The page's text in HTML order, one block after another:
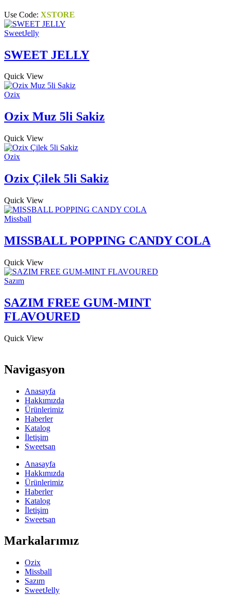
Use Code: XSTORE
SweetJelly
SWEET JELLY
Quick View
Ozix
Ozix Muz 5li Sakiz
Quick View
Ozix
Ozix Çilek 5li Sakiz
Quick View
Missball
MISSBALL POPPING CANDY COLA
Quick View
Sazım
SAZIM FREE GUM-MINT
FLAVOURED
Quick View
Navigasyon
Anasayfa
Hakkımızda
Ürünlerimiz
Haberler
Katalog
İletişim
Sweetsan
Anasayfa
Hakkımızda
Ürünlerimiz
Haberler
Katalog
İletişim
Sweetsan
Markalarımız
Ozix
Missball
Sazım
SweetJelly